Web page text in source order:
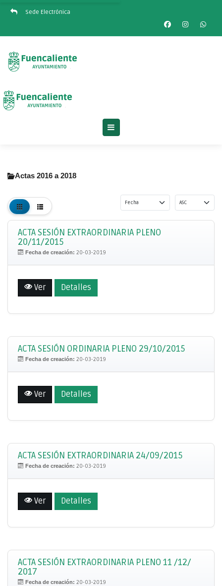
Sede Electrónica
Actas 2016 a 2018
ACTA SESIÓN EXTRAORDINARIA PLENO
20/11/2015
Fecha de creación: 20-03-2019
Ver Detalles
ACTA SESIÓN ORDINARIA PLENO 29/10/2015
Fecha de creación: 20-03-2019
Ver Detalles
ACTA SESIÓN EXTRAORDINARIA 24/09/2015
Fecha de creación: 20-03-2019
Ver Detalles
ACTA SESIÓN EXTRAORDINARIA PLENO 11 /12/
2017
Fecha de creación: 20-03-2019